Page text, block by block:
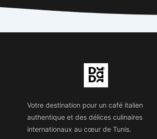
Votre destination pour un café italien
authentique et des délices culinaires
internationaux au cœur de Tunis.